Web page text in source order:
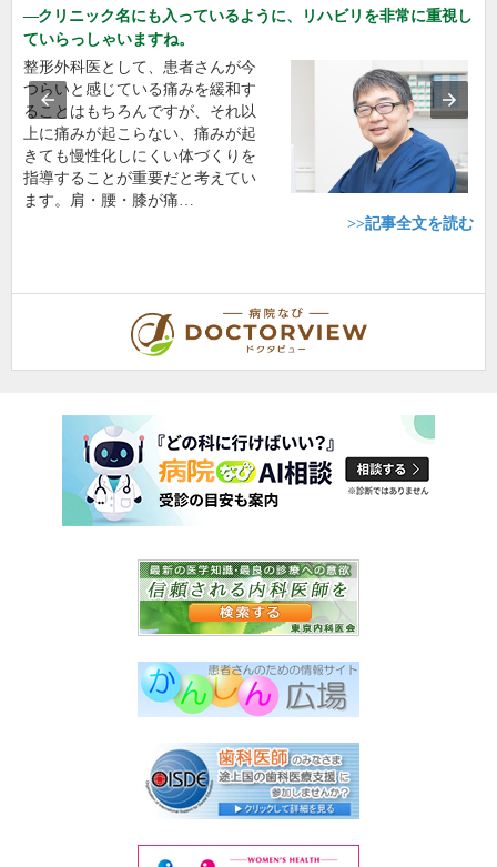
クリニック名にも入っているように、リハビリを非常に重視し
ていらっしゃいますね。
整形外科医として、患者さんが今
つらいと感じている痛みを緩和す
ることはもちろんですが、それ以
上に痛みが起こらない、痛みが起
きても慢性化しにくい体づくりを
指導することが重要だと考えてい
ます。肩・腰・膝が痛…
>>記事全文を読む